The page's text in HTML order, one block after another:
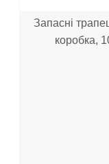
Запасні
коробка,